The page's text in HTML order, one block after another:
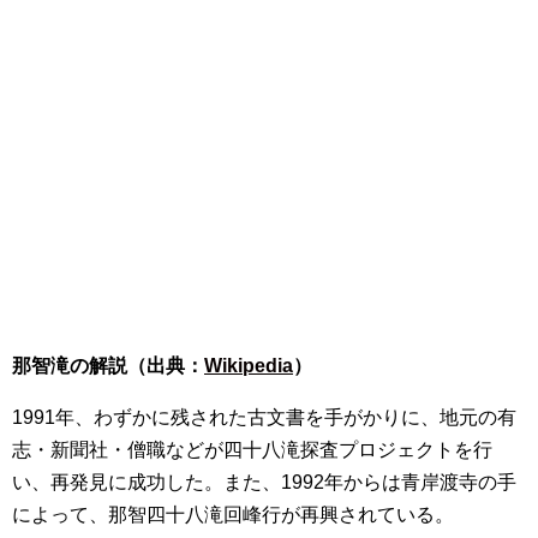
那智滝の解説（出典： Wikipedia）
1991年、わずかに残された古文書を手がかりに、地元の有
志・新聞社・僧職などが四十八滝探査プロジェクトを行
い、再発見に成功した。また、1992年からは青岸渡寺の手
によって、那智四十八滝回峰行が再興されている。